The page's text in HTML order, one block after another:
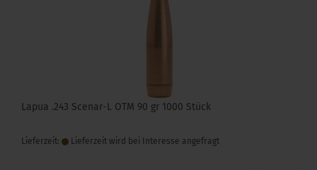
Lapua .243 Scenar-L OTM 90 gr 1000 Stück
Lieferzeit: Lieferzeit wird bei Interesse angefragt